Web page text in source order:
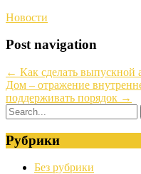
Новости
Post navigation
← Как сделать
Дом – отражение
поддерживать порядок →
Рубрики
Без рубрики